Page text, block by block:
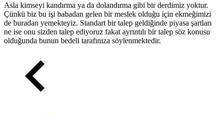
Asla kimseyi kandırma ya da dolandırma gibi bir derdimiz yoktur.
Çünkü biz bu işi babadan gelen bir meslek olduğu için ekmeğimizi
de buradan yemekteyiz. Standart bir talep geldiğinde piyasa şartları
ne ise onu sizden talep ediyoruz fakat ayrıntılı bir talep söz konusu
olduğunda bunun bedeli tarafınıza söylenmektedir.